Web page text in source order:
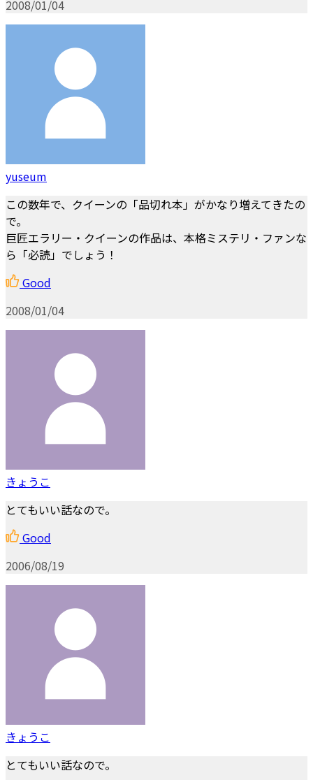
2008/01/04
yuseum
この数年で、クイーンの「品切れ本」がかなり増えてきたの
で。
巨匠エラリー・クイーンの作品は、本格ミステリ・ファンな
ら「必読」でしょう！
Good
2008/01/04
きょうこ
とてもいい話なので。
Good
2006/08/19
きょうこ
とてもいい話なので。